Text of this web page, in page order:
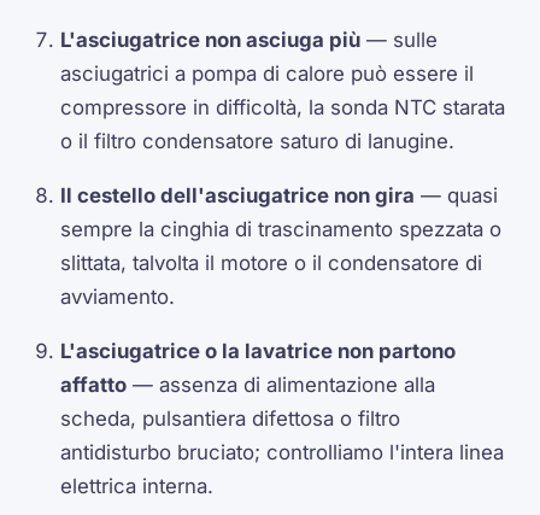
L'asciugatrice non asciuga più — sulle
asciugatrici a pompa di calore può essere il
compressore in difficoltà, la sonda NTC starata
o il filtro condensatore saturo di lanugine.
Il cestello dell'asciugatrice non gira — quasi
sempre la cinghia di trascinamento spezzata o
slittata, talvolta il motore o il condensatore di
avviamento.
L'asciugatrice o la lavatrice non partono
affatto — assenza di alimentazione alla
scheda, pulsantiera difettosa o filtro
antidisturbo bruciato; controlliamo l'intera linea
elettrica interna.